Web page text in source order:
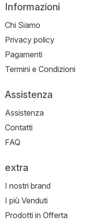
Informazioni
Chi Siamo
Privacy policy
Pagamenti
Termini e Condizioni
Assistenza
Assistenza
Contatti
FAQ
extra
I nostri brand
I più Venduti
Prodotti in Offerta